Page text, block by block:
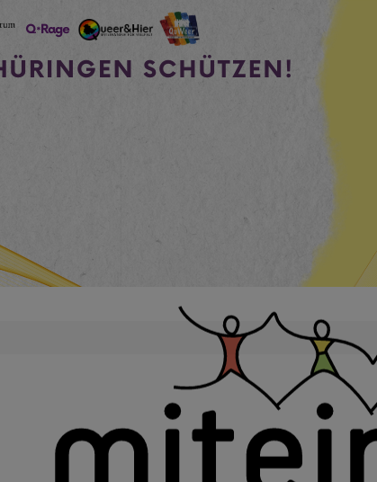
Matinee aus mehreren Ausschnitten von Theater- und